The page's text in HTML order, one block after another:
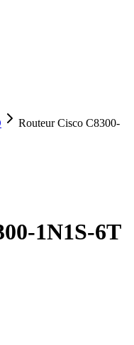
Routeur Cisco C8300-
1N1S-6T